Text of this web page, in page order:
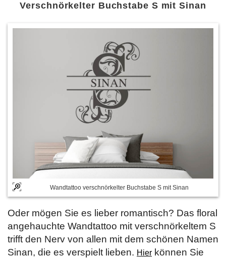
Verschnörkelter Buchstabe S mit Sinan
Wandtattoo verschnörkelter Buchstabe S mit Sinan
Oder mögen Sie es lieber romantisch? Das floral
angehauchte Wandtattoo mit verschnörkeltem S
trifft den Nerv von allen mit dem schönen Namen
Sinan, die es verspielt lieben. Hier können Sie